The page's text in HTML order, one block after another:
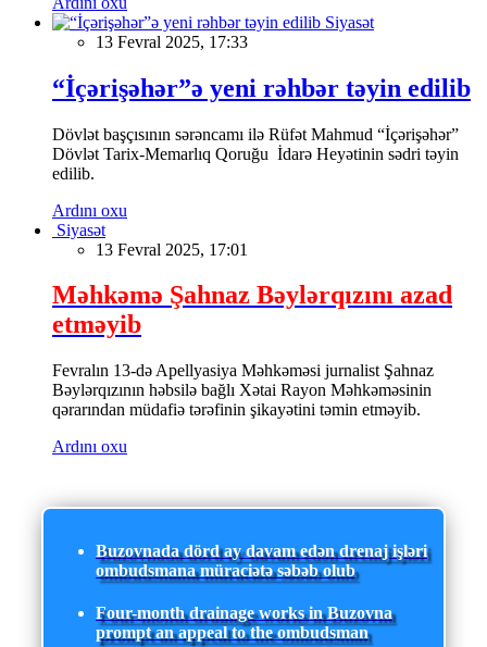
Siyasət
13 Fevral 2025, 17:33
“İçərişəhər”ə yeni rəhbər təyin edilib
Dövlət başçısının sərəncamı ilə Rüfət Mahmud “İçərişəhər”
Dövlət Tarix-Memarlıq Qoruğu İdarə Heyətinin sədri təyin
edilib.
Ardını oxu
Siyasət
13 Fevral 2025, 17:01
Məhkəmə Şahnaz Bəylərqızını azad
etməyib
Fevralın 13-də Apellyasiya Məhkəməsi jurnalist Şahnaz
Bəylərqızının həbsilə bağlı Xətai Rayon Məhkəməsinin
qərarından müdafiə tərəfinin şikayətini təmin etməyib.
Ardını oxu
Buzovnada dörd ay davam edən drenaj işləri
ombudsmana müraciətə səbəb olub
Four-month drainage works in Buzovna
prompt an appeal to the ombudsman